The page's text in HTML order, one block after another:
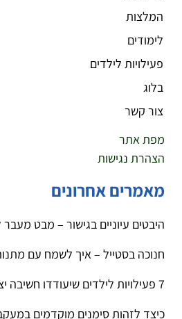
המלצות
לימודים
פעילויות לילדים
בלוג
צור קשר
מפת אתר
הצהרת נגישות
מאמרים אחרונים
היבטים עיוניים בגישור – מבט
חנוכה בסטייל – איך לשמח עם
7 פעילויות לילדים שיעודדו חשיבה יצירתית מחוץ לקופסא
כיצד לזהות סימנים מוקדמים